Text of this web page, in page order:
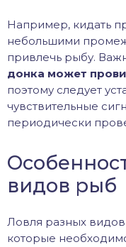
Например, кидать
небольшими
привлечь рыбу.
донка может
поэтому следует
чувствительные
периодически
видов рыб
Ловля разных
которые